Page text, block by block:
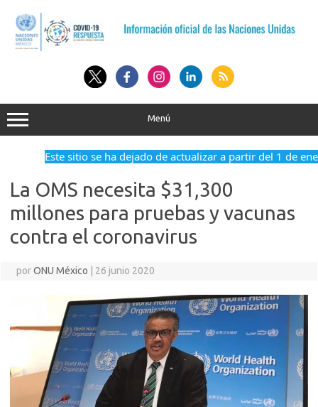
contenido
Menú
Este sitio se ha dejado de actualizar a partir del 1 de
La OMS necesita $31,300
millones para pruebas y vacunas
contra el coronavirus
porONU México 26 junio 2020